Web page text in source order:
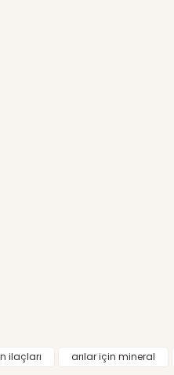
ilaçları arılar için mineral